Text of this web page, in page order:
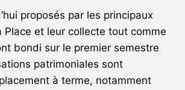
proposés par les principaux
Place et leur collecte tout comme
bondi sur le premier semestre
patrimoniales sont
à terme, notamment